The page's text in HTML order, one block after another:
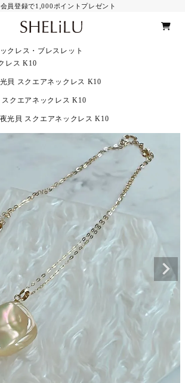
員登録で1,000ポイントプレゼント
Item
アス
14KGF
その他
光貝とは
お手入れ方法
利用ガイド
特定商取引法に基づく表示
Instagram
クレス・ブレスレット
レス K10
貝 スクエアネックレス K10
スクエアネックレス K10
夜光貝 スクエアネックレス K10